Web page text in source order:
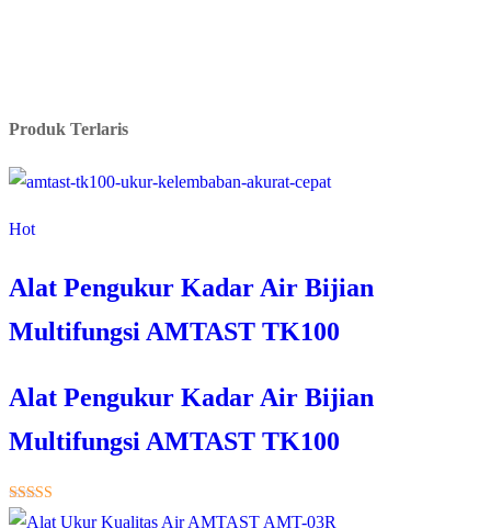
Produk Terlaris
Hot
Alat Pengukur Kadar Air Bijian
Multifungsi AMTAST TK100
Alat Pengukur Kadar Air Bijian
Multifungsi AMTAST TK100
★★★★★